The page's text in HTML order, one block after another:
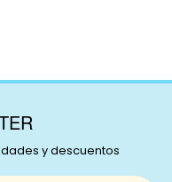
y descuentos